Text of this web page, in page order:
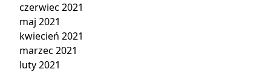
czerwiec 2021
maj 2021
kwiecień 2021
marzec 2021
luty 2021